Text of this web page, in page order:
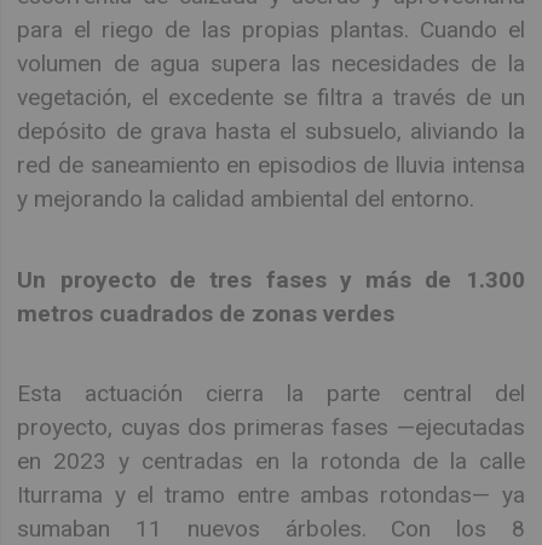
para el riego de las propias plantas. Cuando el
volumen de agua supera las necesidades de la
vegetación, el excedente se filtra a través de un
depósito de grava hasta el subsuelo, aliviando la
red de saneamiento en episodios de lluvia intensa
y mejorando la calidad ambiental del entorno.
Un proyecto de tres fases y más de 1.300
metros cuadrados de zonas verdes
Esta actuación cierra la parte central del
proyecto, cuyas dos primeras fases —ejecutadas
en 2023 y centradas en la rotonda de la calle
Iturrama y el tramo entre ambas rotondas— ya
sumaban 11 nuevos árboles. Con los 8